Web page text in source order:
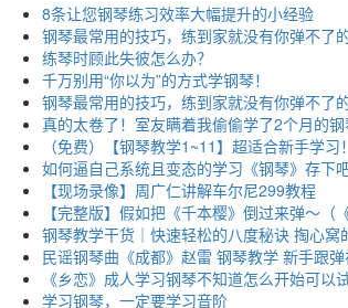
8条让您钢琴练习效率大幅提升的小经验
钢琴最常用的技巧，练到家就没有你弹不了的
练琴时顾此失彼怎么办？
千万别用“你以为”的方式学钢琴！
钢琴最常用的技巧，练到家就没有你弹不了
真的太卷了！室友瞒着我偷偷学了2个月的
（免费）【钢琴教学1~11】超适合新手学
如何逼自己系统且变态的学习《钢琴》存下
【现场录像】周广仁讲解车尔尼299教程
【完整版】假如把《千本樱》倒过来弹～（
钢琴教学干货｜快速轻松的八度秘诀 掏心
民谣钢琴曲《成都》赵雷 钢琴教学 新手跟
《乡恋》成人学习钢琴不知道怎么开始可以
学习钢琴，一定要学习音阶